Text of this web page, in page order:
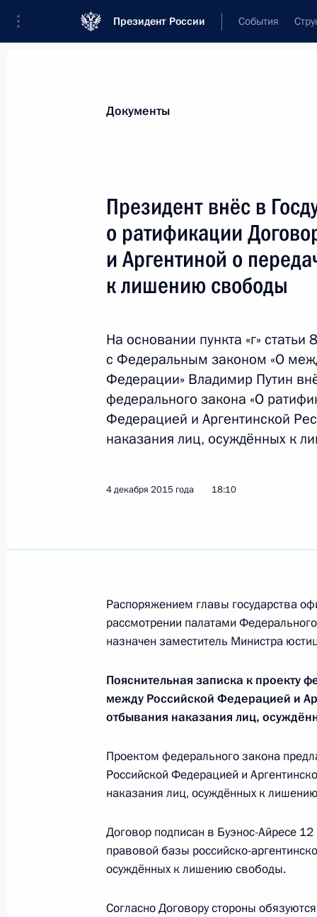
Президент России События
Кандидатура Михаила Жубрина
на должность судьи Верховного
8 декабря 2015 года, 10:50
на должность судьи Верховного Суда
8 декабря 2015 года, 10:40
В Госдуму на ратификацию внесён
7 декабря 2015 года, понедельник
7 декабря 2015 года, 19:00
Подписан Указ о членах
7 декабря 2015 года, 18:50
Указ о государственной
7 декабря 2015 года, 18:40
Подписан Указ о президенте
7 декабря 2015 года, 18:30
Документы
Президент внёс в
о ратификации
и Аргентиной о
к лишению свободы
На основании пункта «г»
с Федеральным законом «О
Федерации» Владимир Путин
федерального закона «О
Федерацией и Аргентинской
наказания лиц, осуждённых к
4 декабря 2015 года 18:10
Распоряжением главы государства
рассмотрении палатами
назначен заместитель Министра
Пояснительная записка к проекту
между Российской Федерацией и
отбывания наказания лиц,
Проектом федерального закона
Российской Федерацией и
наказания лиц, осуждённых к
Договор подписан в Буэнос-Айресе
правовой базы российско-
осуждённых к лишению свободы.
Согласно Договору стороны